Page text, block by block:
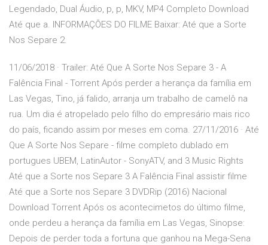
Legendado, Dual Áudio, p, p, MKV, MP4 Completo Download
Até que a. INFORMAÇÕES DO FILME Baixar: Até que a Sorte
Nos Separe 2.
11/06/2018 · Trailer: Até Que A Sorte Nos Separe 3 - A
Falência Final - Torrent Após perder a herança da família em
Las Vegas, Tino, já falido, arranja um trabalho de camelô na
rua. Um dia é atropelado pelo filho do empresário mais rico
do país, ficando assim por meses em coma. 27/11/2016 · Até
Que A Sorte Nos Separe - filme completo dublado em
portugues UBEM, LatinAutor - SonyATV, and 3 Music Rights
Até que a Sorte nos Separe 3 A Falência Final assistir filme
Até que a Sorte nos Separe 3 DVDRip (2016) Nacional
Download Torrent Após os acontecimetos do último filme,
onde perdeu a herança da família em Las Vegas, Sinopse:
Depois de perder toda a fortuna que ganhou na Mega-Sena